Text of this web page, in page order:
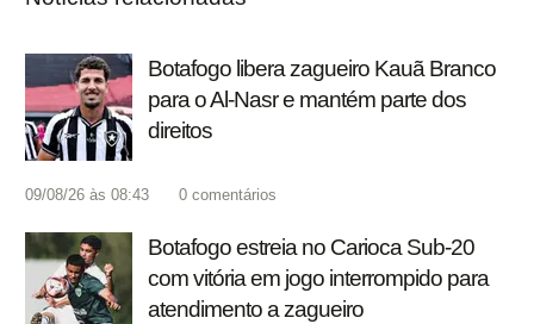
Botafogo libera zagueiro Kauã Branco
para o Al-Nasr e mantém parte dos
direitos
09/08/26 às 08:43 0 comentários
Botafogo estreia no Carioca Sub-20
com vitória em jogo interrompido para
atendimento a zagueiro